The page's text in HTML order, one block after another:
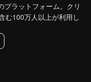
プラットフォーム。クリ
む100万人以上が利用し